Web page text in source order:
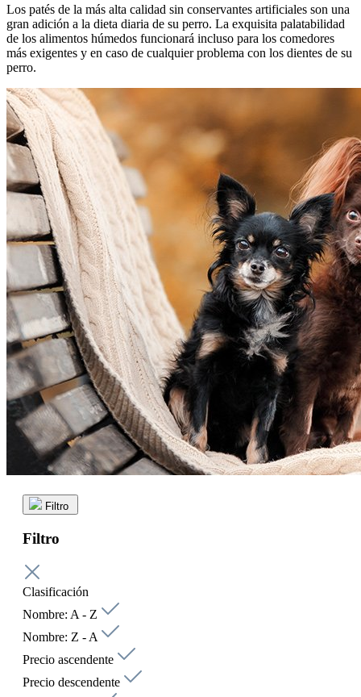
Los patés de la más alta calidad sin conservantes artificiales son una
gran adición a la dieta diaria de su perro. La exquisita palatabilidad
de los alimentos húmedos funcionará incluso para los comedores
más exigentes y en caso de cualquier problema con los dientes de su
perro.
Filtro
Filtro
Clasificación
Nombre: A - Z
Nombre: Z - A
Precio ascendente
Precio descendente